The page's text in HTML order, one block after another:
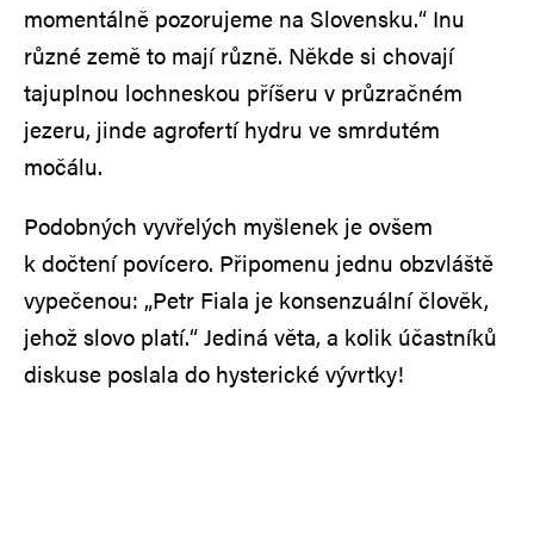
momentálně pozorujeme na Slovensku.“ Inu
různé země to mají různě. Někde si chovají
tajuplnou lochneskou příšeru v průzračném
jezeru, jinde agrofertí hydru ve smrdutém
močálu.
Podobných vyvřelých myšlenek je ovšem
k dočtení povícero. Připomenu jednu obzvláště
vypečenou: „Petr Fiala je konsenzuální člověk,
jehož slovo platí.“ Jediná věta, a kolik účastníků
diskuse poslala do hysterické vývrtky!